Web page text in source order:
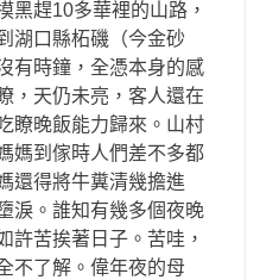
黑趕10多華裡的山路，
湖口縣柘磯（今金砂
有時鐘，全憑本身的感
，天仍未亮，客人還在
瞭晚飯能力歸來。山村
媽到傢時人們差不多都
還得將牛糞清幾擔進
淚。誰知有幾多個夜晚
許苦挨著日子。苦哇，
不了解。偉年夜的母